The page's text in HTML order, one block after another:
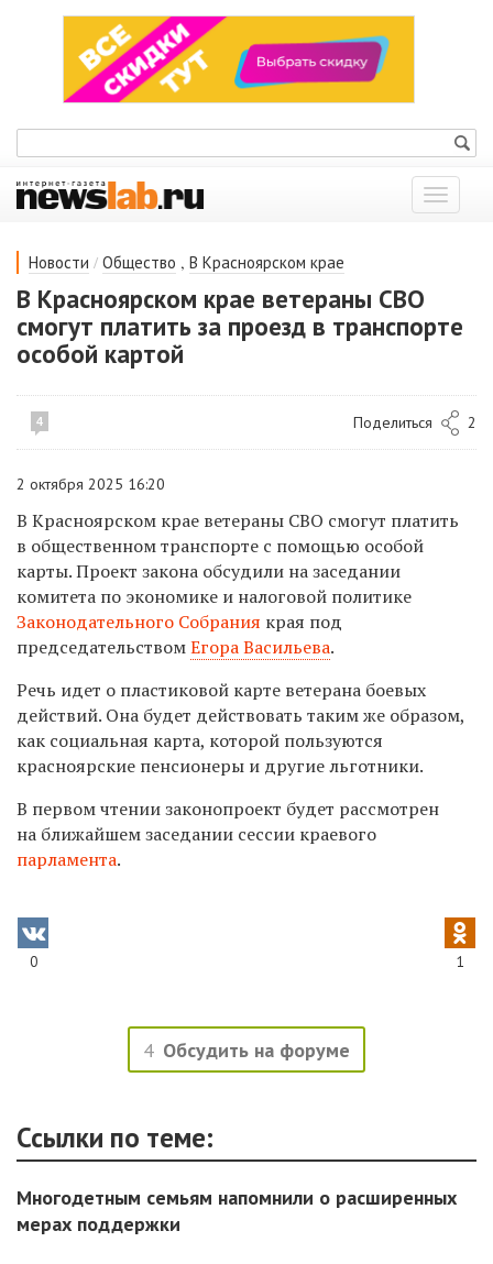
Показать
меню
Новости / Общество , В Красноярском крае
В Красноярском крае ветераны СВО
смогут платить за проезд в транспорте
особой картой
4 Поделиться 2
2 октября 2025 16:20
В Красноярском крае ветераны СВО смогут платить
в общественном транспорте с помощью особой
карты. Проект закона обсудили на заседании
комитета по экономике и налоговой политике
Законодательного Собрания края под
председательствомЕгора Васильева.
Речь идет о пластиковой карте ветерана боевых
действий. Она будет действовать таким же образом,
как социальная карта, которой пользуются
красноярские пенсионеры и другие льготники.
В первом чтении законопроект будет рассмотрен
на ближайшем заседании сессии краевого
парламента.
0 1
4 Обсудить на форуме
Ссылки по теме:
Многодетным семьям напомнили о расширенных
мерах поддержки